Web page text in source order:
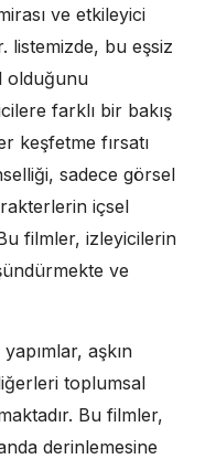
ve etkileyici
listemizde, bu eşsiz
olduğunu
farklı bir bakış
keşfetme fırsatı
sadece görsel
içsel
filmler, izleyicilerin
ve
aşkın
toplumsal
Bu filmler,
derinlemesine